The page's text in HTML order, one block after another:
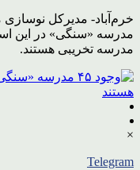
مدرسه «سنگی» در این
مدرسه تخریبی هستند.
×
Telegram